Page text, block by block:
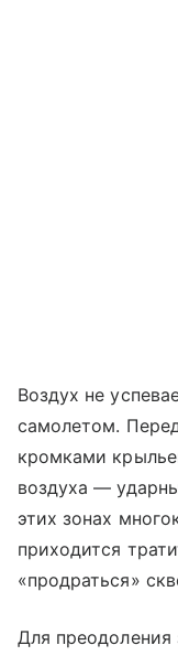
Воздух не
самолетом.
кромками
воздуха —
этих зонах
приходится
«продраться»
Для преодоления